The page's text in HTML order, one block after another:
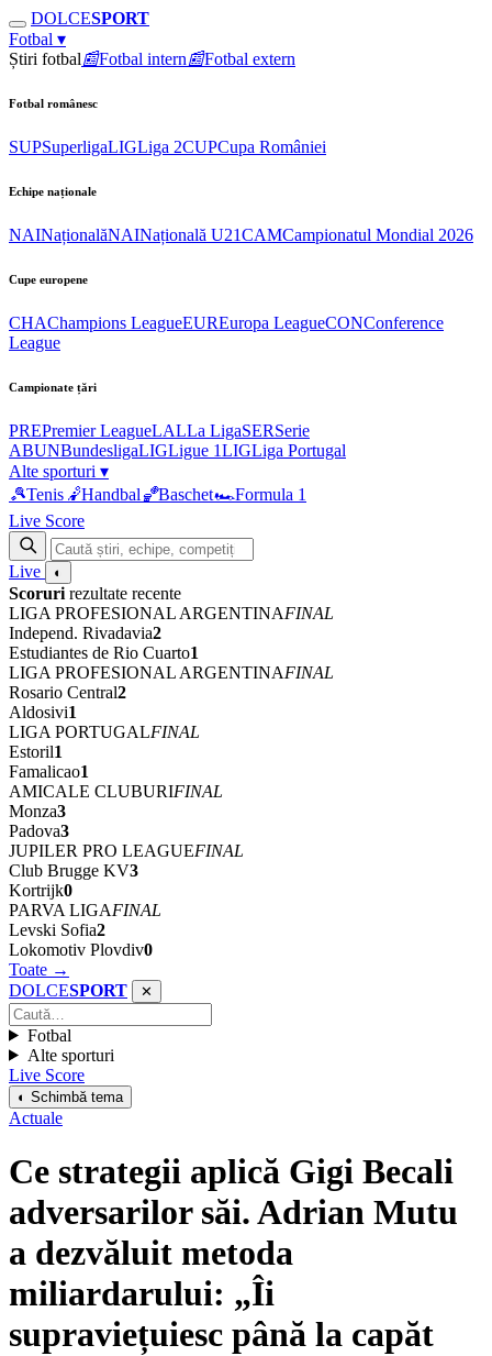
DOLCESPORT
Fotbal ▾
Știri fotbal📰Fotbal intern📰Fotbal extern
Fotbal românesc
SUPSuperligaLIGLiga 2CUPCupa României
Echipe naționale
NAINaționalăNAINațională U21CAMCampionatul Mondial 2026
Cupe europene
CHAChampions LeagueEUREuropa LeagueCONConference
League
Campionate țări
PREPremier LeagueLALLa LigaSERSerie
ABUNBundesligaLIGLigue 1LIGLiga Portugal
Alte sporturi ▾
🎾Tenis 🤾Handbal🏀Baschet🏎Formula 1
Live Score
Live ◐
Scoruri rezultate recente
LIGA PROFESIONAL ARGENTINAFINAL
Independ. Rivadavia2
Estudiantes de Rio Cuarto1
LIGA PROFESIONAL ARGENTINAFINAL
Rosario Central2
Aldosivi1
LIGA PORTUGALFINAL
Estoril1
Famalicao1
AMICALE CLUBURIFINAL
Monza3
Padova3
JUPILER PRO LEAGUEFINAL
Club Brugge KV3
Kortrijk0
PARVA LIGAFINAL
Levski Sofia2
Lokomotiv Plovdiv0
Toate →
DOLCESPORT ✕
Fotbal
Alte sporturi
Live Score
◐ Schimbă tema
Actuale
Ce strategii aplică Gigi Becali
adversarilor săi. Adrian Mutu
a dezvăluit metoda
miliardarului: „Îi
supraviețuiesc până la capăt